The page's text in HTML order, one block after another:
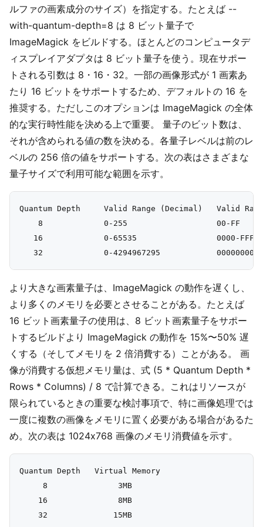
ルファの画素成分のサイズ）を指定する。たとえば --
with-quantum-depth=8 は 8 ビット量子で
ImageMagick をビルドする。ほとんどのコンピュータデ
ィスプレイアダプタは 8 ビット量子を使う。現在サポー
トされる引数は 8・16・32。一部の画像形式が 1 画素あ
たり 16 ビットをサポートするため、デフォルトの 16 を
推奨する。ただしこのオプションは ImageMagick の全体
的な実行時性能を決める上で重要。 量子のビット数は、
それが含められる値の数を決める。各量子レベルは前のレ
ベルの 256 倍の値をサポートする。次の表はさまざまな
量子サイズで利用可能な範囲を示す。
Quantum Depth     Valid Range (Decimal)   Valid
    8             0-255                   00-FF
   16             0-65535                 0000-FFFF
より大きな画素量子は、ImageMagick の動作を遅くし、
より多くのメモリを必要とさせることがある。たとえば
16 ビット画素量子の使用は、8 ビット画素量子をサポー
トするビルドより ImageMagick の動作を 15%〜50% 遅
くする（そしてメモリを 2 倍消費する）ことがある。 画
像が消費する仮想メモリ量は、式 (5 * Quantum Depth *
Rows * Columns) / 8 で計算できる。これはリソースが
限られているときの重要な検討事項で、特に画像処理では
一度に複数の画像をメモリに置く必要がある場合があるた
め。次の表は 1024x768 画像のメモリ消費値を示す。
Quantum Depth   Virtual Memory
     8               3MB
    16               8MB